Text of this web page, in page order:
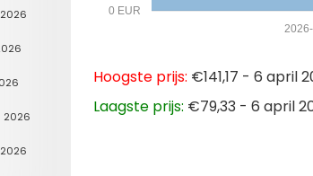
2026
0 EUR
Hoogste prijs: €141,17 - 6 april
Laagste prijs: €79,33 - 6 april